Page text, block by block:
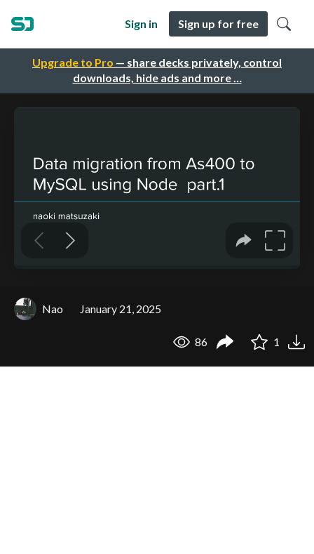
Upgrade to Pro — share decks privately, control
downloads, hide ads and more …
Sign in Sign up for free
Nao January 21, 2025
86 1